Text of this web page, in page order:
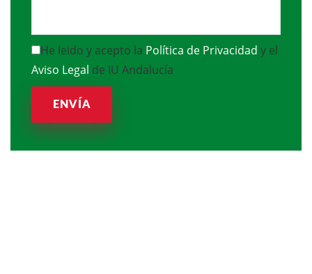
He leido y acepto la Política de Privacidad y el
Aviso Legal de IU Andalucía
ENVÍA